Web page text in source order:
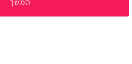
המשך